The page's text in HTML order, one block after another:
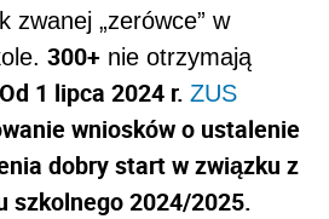
zwanej „zerówce” w
300+ nie otrzymają
Od 1 lipca 2024 r. ZUS
wniosków o ustalenie
dobry start w związku z
szkolnego 2024/2025.